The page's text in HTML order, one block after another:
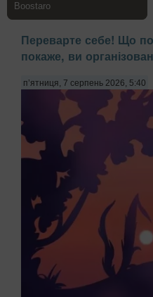
Переварте себе! Що
покаже, ви
п’ятниця, 7 серпень 2026, 5:40